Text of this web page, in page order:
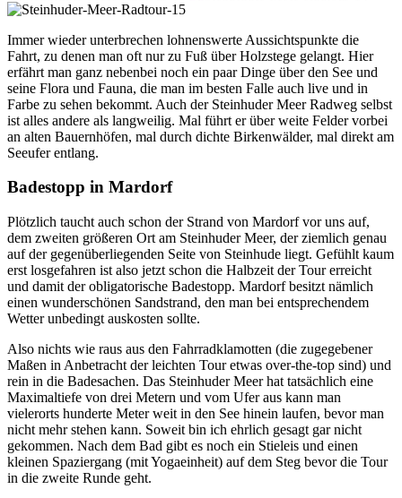
Immer wieder unterbrechen lohnenswerte Aussichtspunkte die
Fahrt, zu denen man oft nur zu Fuß über Holzstege gelangt. Hier
erfährt man ganz nebenbei noch ein paar Dinge über den See und
seine Flora und Fauna, die man im besten Falle auch live und in
Farbe zu sehen bekommt. Auch der Steinhuder Meer Radweg selbst
ist alles andere als langweilig. Mal führt er über weite Felder vorbei
an alten Bauernhöfen, mal durch dichte Birkenwälder, mal direkt am
Seeufer entlang.
Badestopp in Mardorf
Plötzlich taucht auch schon der Strand von Mardorf vor uns auf,
dem zweiten größeren Ort am Steinhuder Meer, der ziemlich genau
auf der gegenüberliegenden Seite von Steinhude liegt. Gefühlt kaum
erst losgefahren ist also jetzt schon die Halbzeit der Tour erreicht
und damit der obligatorische Badestopp. Mardorf besitzt nämlich
einen wunderschönen Sandstrand, den man bei entsprechendem
Wetter unbedingt auskosten sollte.
Also nichts wie raus aus den Fahrradklamotten (die zugegebener
Maßen in Anbetracht der leichten Tour etwas over-the-top sind) und
rein in die Badesachen. Das Steinhuder Meer hat tatsächlich eine
Maximaltiefe von drei Metern und vom Ufer aus kann man
vielerorts hunderte Meter weit in den See hinein laufen, bevor man
nicht mehr stehen kann. Soweit bin ich ehrlich gesagt gar nicht
gekommen. Nach dem Bad gibt es noch ein Stieleis und einen
kleinen Spaziergang (mit Yogaeinheit) auf dem Steg bevor die Tour
in die zweite Runde geht.